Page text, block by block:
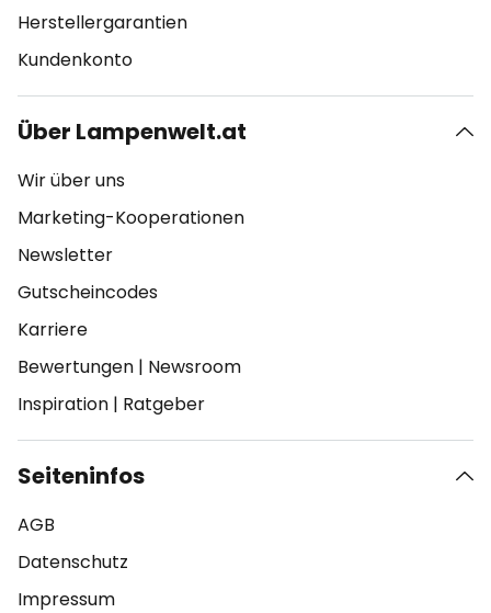
Herstellergarantien
Kundenkonto
Über Lampenwelt.at
Wir über uns
Marketing-Kooperationen
Newsletter
Gutscheincodes
Karriere
Bewertungen | Newsroom
Inspiration | Ratgeber
Seiteninfos
AGB
Datenschutz
Impressum